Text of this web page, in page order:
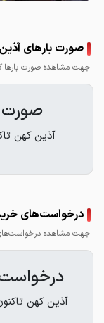
صورت بارهای
جهت مشاهده صورت بارها
صورت
آذین کهن
درخواست‌های
جهت مشاهده
آذین کهن